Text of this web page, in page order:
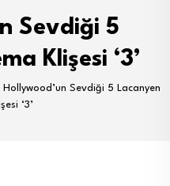
Sevdiği 5
Klişesi ‘3’
Hollywood’un Sevdiği 5 Lacanyen
‘3’